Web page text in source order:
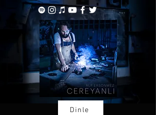
Dinle